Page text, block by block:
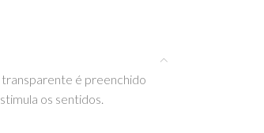
transparente é preenchido
os sentidos.